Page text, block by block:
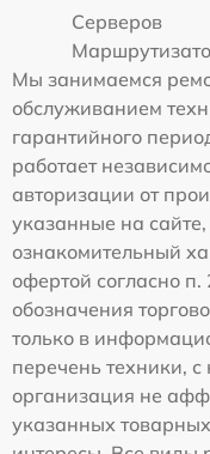
Серверов
Мы занимаемся
обслуживанием
гарантийного
работает
авторизации от
указанные на
ознакомительный
офертой согласно
обозначения
только в
перечень техники,
организация не
указанных